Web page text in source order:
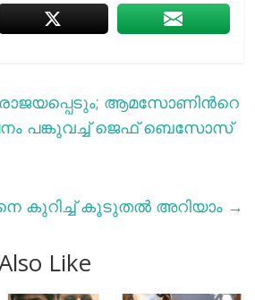
ആമസോണിന്‍റെ
പങ്കുവച്ച് ജെഫ് ബെസോസ്
കുറിച്ച് കൂടുതല്‍ അറിയാം →
Like